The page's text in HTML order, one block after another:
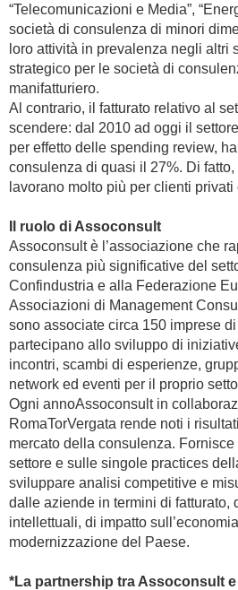
“Telecomunicazioni e Media”,
società di consulenza di minori
loro attività in prevalenza negli altri
strategico per le società di
manifatturiero.
Al contrario, il fatturato relativo al
scendere: dal 2010 ad oggi il
per effetto delle spending review,
consulenza di quasi il 27%. Di
lavorano molto più per clienti
Il ruolo di Assoconsult
Assoconsult è l’associazione che
consulenza più significative del
Confindustria e alla Federazione
Associazioni di Management
sono associate circa 150 imprese
partecipano allo sviluppo di
incontri, scambi di esperienze,
network ed eventi per il proprio
Ogni annoAssoconsult in
RomaTorVergata rende noti i
mercato della consulenza. Fornisce
settore e sulle singole practices
sviluppare analisi competitive e
dalle aziende in termini di fatturato,
intellettuali, di impatto
modernizzazione del Paese.
*La partnership tra Assoconsult